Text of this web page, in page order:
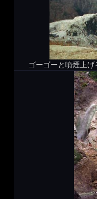
ゴーゴーと噴煙上げ